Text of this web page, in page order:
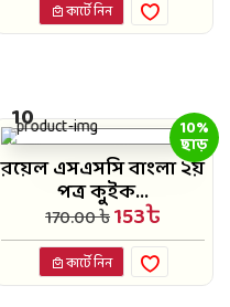
কার্টে নিন
10 10%
ছাড়
রয়েল এসএসসি বাংলা ২য়
পত্র কুইক...
170.00 ৳153৳
কার্টে নিন